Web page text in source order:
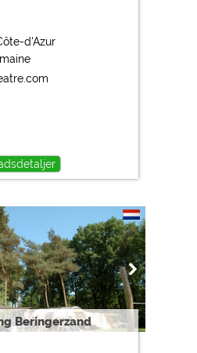
d'Azur
Beringerzand
ændres når som helst i